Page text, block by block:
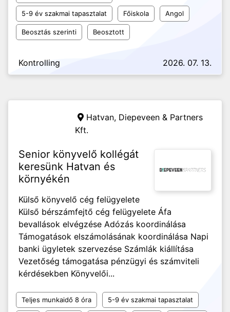
5-9 év szakmai tapasztalat Főiskola Angol
Beosztás szerinti Beosztott
Kontrolling 2026. 07. 13.
Hatvan, Diepeveen & Partners
Kft.
Senior könyvelő kollégát
keresünk Hatvan és
környékén
Külső könyvelő cég felügyelete
Külső bérszámfejtő cég felügyelete Áfa
bevallások elvégzése Adózás koordinálása
Támogatások elszámolásának koordinálása Napi
banki ügyletek szervezése Számlák kiállítása
Vezetőség támogatása pénzügyi és számviteli
kérdésekben Könyvelői...
Teljes munkaidő 8 óra 5-9 év szakmai tapasztalat